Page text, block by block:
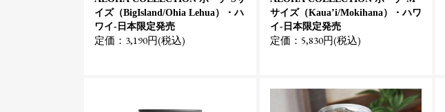
イズ（BigIsland/Ohia Lehua）・ハ
ワイ-日本限定発売
定価：3,190円(税込)
サイズ（Kaua’i/Mokihana）・ハワ
イ-日本限定発売
定価：5,830円(税込)